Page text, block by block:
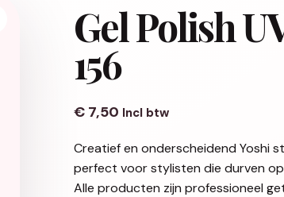
Gel Polish
156
€7,50 Incl btw
Creatief en onderscheidend Yoshi
perfect voor stylisten die durven
Alle producten zijn professioneel